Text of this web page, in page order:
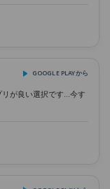
GOOGLE PLAYから
が良い選択です...今す